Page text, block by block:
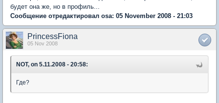
будет она же, но в профиль...
Сообщение отредактировал osa: 05 November 2008 - 21:03
PrincessFiona
05 Nov 2008
NOT, on 5.11.2008 - 20:58:
Где?